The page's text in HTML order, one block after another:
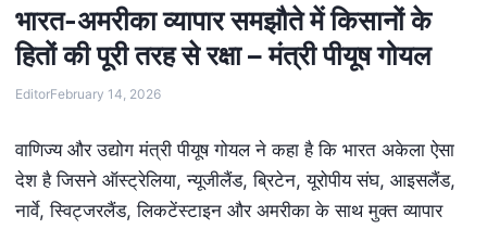
भारत-अमरीका व्यापार समझौते में किसानों के
हितों की पूरी तरह से रक्षा – मंत्री पीयूष गोयल
EditorFebruary 14, 2026
वाणिज्‍य और उद्योग मंत्री पीयूष गोयल ने कहा है कि भारत अकेला ऐसा
देश है जिसने ऑस्‍ट्रेलिया, न्‍यूजीलैंड, ब्रिटेन, यूरोपीय संघ, आइसलैंड,
नार्वे, स्विट्जरलैंड, लिकटेंस्टाइन और अमरीका के साथ मुक्‍त व्‍यापार